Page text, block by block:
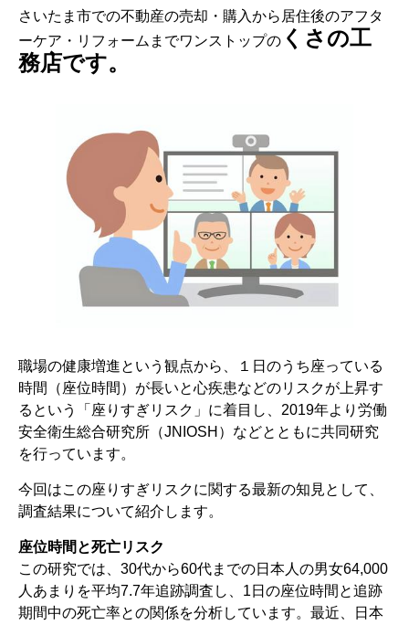
さいたま市での不動産の売却・購入から居住後のアフタ
ーケア・リフォームまでワンストップの くさの工
務店です。
職場の健康増進という観点から、１日のうち座っている
時間（座位時間）が長いと心疾患などのリスクが上昇す
るという「座りすぎリスク」に着目し、2019年より労働
安全衛生総合研究所（JNIOSH）などとともに共同研究
を行っています。
今回はこの座りすぎリスクに関する最新の知見として、
調査結果について紹介します。
座位時間と死亡リスク
この研究では、30代から60代までの日本人の男女64,000
人あまりを平均7.7年追跡調査し、1日の座位時間と追跡
期間中の死亡率との関係を分析しています。最近、日本